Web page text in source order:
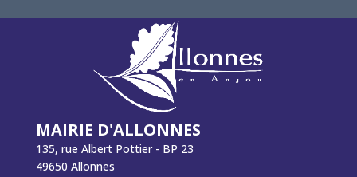
MAIRIE D'ALLONNES
135, rue Albert Pottier - BP 23
49650 Allonnes